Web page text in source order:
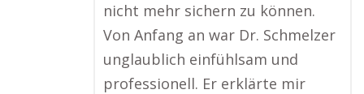
nicht mehr sichern zu können.
Von Anfang an war Dr. Schmelzer
unglaublich einfühlsam und
professionell. Er erklärte mir